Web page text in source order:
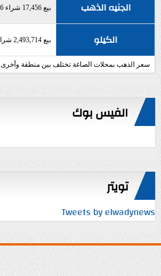
الجنيه الذهب بيع 17,456 شراء 17,536
الكيلو بيع 2,493,714 شراء 2,505,143
سعر الذهب بمحلات الصاغة تختلف بين منطقة وأخرى
الفيس بوك
تويتر
Tweets by elwadynews